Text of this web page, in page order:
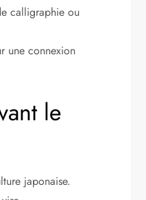
calligraphie ou
une connexion
le
japonaise.